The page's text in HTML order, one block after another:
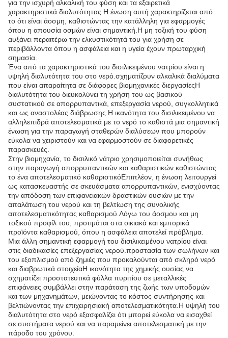
για την ισχυρή αλκαλική του φύση και τα εξαιρετικά
χαρακτηριστικά διαλυτότητας.Η ένωση αυτή χαρακτηρίζεται από
το ότι είναι άοσμη, καθιστώντας την κατάλληλη για εφαρμογές
όπου η απουσία οσμών είναι σημαντική.Η μη τοξική του φύση
αυξάνει περαιτέρω την ελκυστικότητά του για χρήση σε
περιβάλλοντα όπου η ασφάλεια και η υγεία έχουν πρωταρχική
σημασία.
Ένα από τα χαρακτηριστικά του δισιλικειμένου νατρίου είναι η
υψηλή διαλυτότητα του στο νερό.σχηματίζουν αλκαλικά διαλύματα
που είναι απαραίτητα σε διάφορες βιομηχανικές διεργασίεςΗ
διαλυτότητα του διευκολύνει τη χρήση του ως βασικού
συστατικού σε απορρυπαντικά, επεξεργασία νερού, συγκολλητικά
και ως αναστολέας διάβρωσης.Η ικανότητα του δισιλικειμένου να
αλληλεπιδρά αποτελεσματικά με το νερό το καθιστά μια σημαντική
ένωση για την παραγωγή σταθερών διαλύσεων που μπορούν
εύκολα να χειριστούν και να εφαρμοστούν σε διαφορετικές
παρασκευές.
Στην βιομηχανία, το δισιλικό νάτριο χρησιμοποιείται συνήθως
στην παραγωγή απορρυπαντικών και καθαριστικών.καθιστώντας
το ένα αποτελεσματικό καθαριστικόΕπιπλέον, η ένωση λειτουργεί
ως κατασκευαστής σε σκευάσματα απορρυπαντικών, ενισχύοντας
την απόδοση των επιφανειακών δραστικών ουσιών με την
απαλάτωση του νερού και τη βελτίωση της συνολικής
αποτελεσματικότητας καθαρισμού.Λόγω του άοσμου και μη
τοξικού προφίλ του, προτιμάται στα οικιακά και εμπορικά
προϊόντα καθαρισμού, όπου η ασφάλεια αποτελεί πρόβλημα.
Μια άλλη σημαντική εφαρμογή του δισιλικειμένου νατρίου είναι
στις διαδικασίες επεξεργασίας νερού.προστασία των σωλήνων και
του εξοπλισμού από ζημιές που προκαλούνται από σκληρό νερό
και διαβρωτικά στοιχείαΗ ικανότητα της χημικής ουσίας να
σχηματίζει προστατευτικά φύλλα πυριτίου σε μεταλλικές
επιφάνειες συμβάλλει στην παράταση της ζωής των υποδομών
και των μηχανημάτων, μειώνοντας το κόστος συντήρησης και
βελτιώνοντας την επιχειρησιακή αποτελεσματικότητα.Η υψηλή του
διαλυτότητα στο νερό εξασφαλίζει ότι μπορεί εύκολα να εισαχθεί
σε συστήματα νερού και να παραμείνει αποτελεσματική με την
πάροδο του χρόνου.